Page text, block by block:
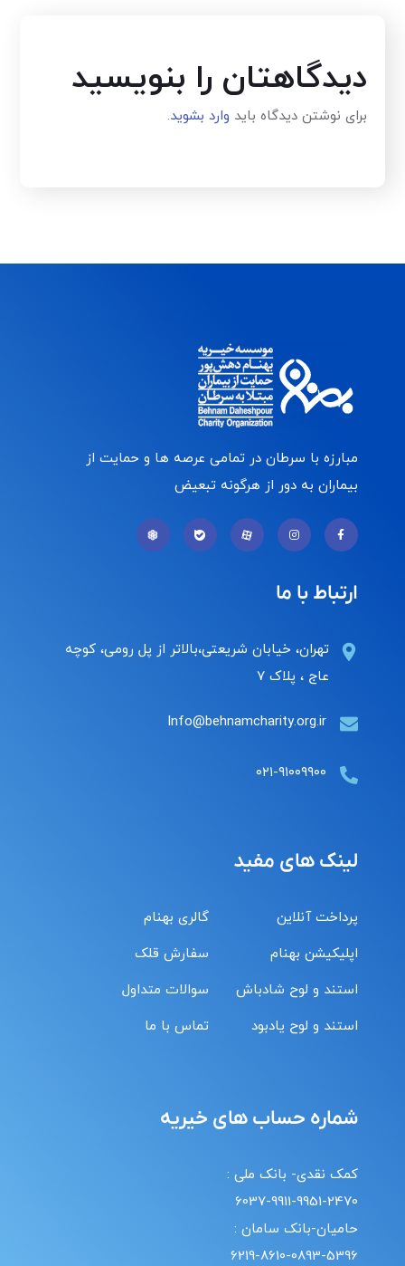
دیدگاهتان را بنویسید
برای نوشتن دیدگاه باید وارد بشوید.
مبارزه با سرطان در تمامی عرصه ها و حمایت از
بیماران به دور از هرگونه تبعیض
ارتباط با ما
تهران، خیابان شریعتی،بالاتر از پل رومی، کوچه
عاج ، پلاک ۷
Info@behnamcharity.org.ir
۰۲۱-۹۱۰۰۹۹۰۰
لینک های مفید
پرداخت آنلاین
اپلیکیشن بهنام
استند و لوح شادباش
استند و لوح یادبود
گالری بهنام
سفارش قلک
سوالات متداول
تماس با ما
شماره حساب های خیریه
کمک نقدی- بانک ملی :
6037-9911-9951-2470
حامیان-بانک سامان :
6219-8610-0893-5396